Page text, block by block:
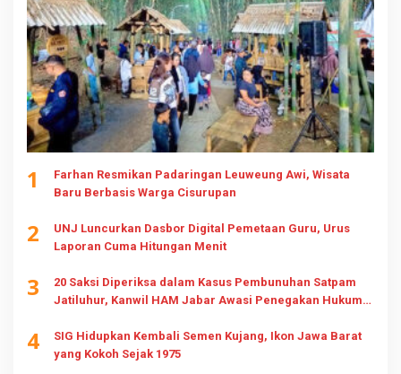
1
Farhan Resmikan Padaringan Leuweung Awi, Wisata
Baru Berbasis Warga Cisurupan
2
UNJ Luncurkan Dasbor Digital Pemetaan Guru, Urus
Laporan Cuma Hitungan Menit
3
20 Saksi Diperiksa dalam Kasus Pembunuhan Satpam
Jatiluhur, Kanwil HAM Jabar Awasi Penegakan Hukum
4
SIG Hidupkan Kembali Semen Kujang, Ikon Jawa Barat
yang Kokoh Sejak 1975